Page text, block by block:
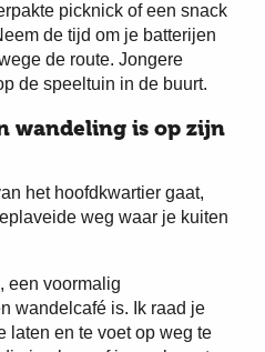
picknick of een snack
de tijd om je batterijen
de route. Jongere
de speeltuin in de buurt.
wandeling is op zijn
het hoofdkwartier gaat,
weg waar je kuiten
een voormalig
wandelcafé is. Ik raad je
laten en te voet op weg te